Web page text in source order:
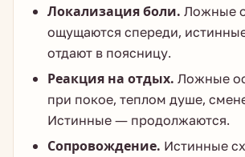
Локализация боли. Ложные
ощущаются спереди,
отдают в поясницу.
Реакция на отдых. Ложные
при покое, теплом душе,
Истинные — продолжаются.
Сопровождение. Истинные